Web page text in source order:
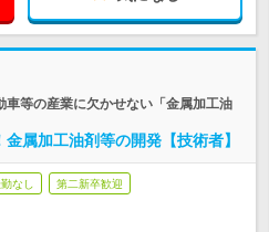
車等の産業に欠かせない「金属加工油
属加工油剤等の開発【技術者】
なし 第二新卒歓迎